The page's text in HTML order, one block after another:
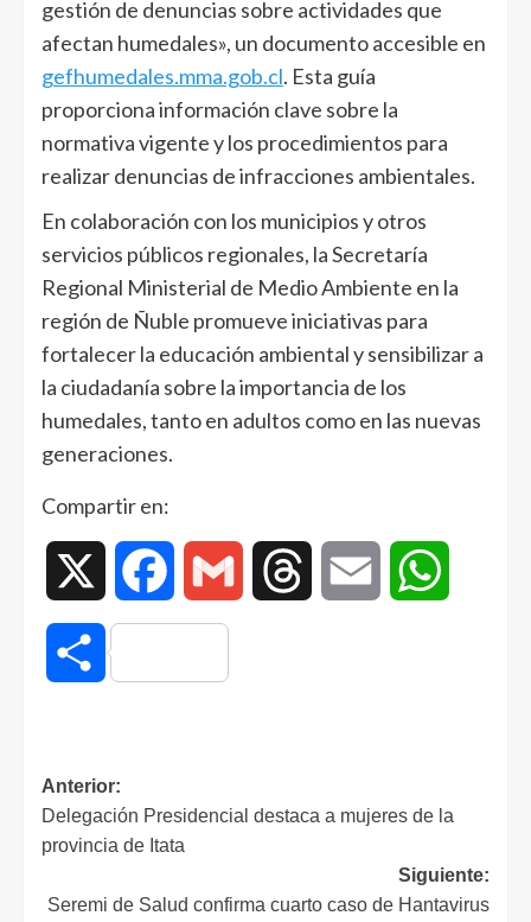
gestión de denuncias sobre actividades que
afectan humedales», un documento accesible en
gefhumedales.mma.gob.cl. Esta guía
proporciona información clave sobre la
normativa vigente y los procedimientos para
realizar denuncias de infracciones ambientales.
En colaboración con los municipios y otros
servicios públicos regionales, la Secretaría
Regional Ministerial de Medio Ambiente en la
región de Ñuble promueve iniciativas para
fortalecer la educación ambiental y sensibilizar a
la ciudadanía sobre la importancia de los
humedales, tanto en adultos como en las nuevas
generaciones.
Compartir en:
Facebook Gmail Threads Email
Compartir
Anterior:
Delegación Presidencial destaca a mujeres de la
provincia de Itata
Siguiente:
Seremi de Salud confirma cuarto caso de Hantavirus